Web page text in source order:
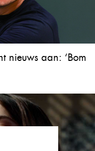
nieuws aan: ‘Bom